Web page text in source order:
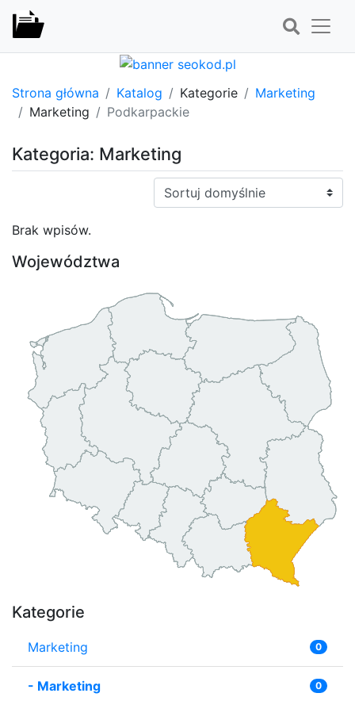
Strona główna Katalog Kategorie
Marketing
Marketing
Podkarpackie
Kategoria: Marketing
Sortuj:
Brak wpisów.
Województwa
Kategorie
Marketing 0
- Marketing 0